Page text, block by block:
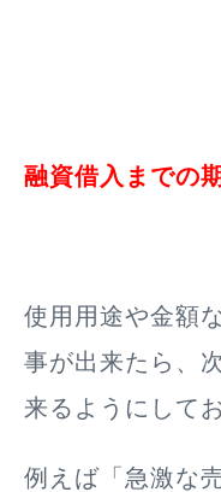
融資借入までの
使用用途や金額
事が出来たら、
来るようにして
例えば「急激な